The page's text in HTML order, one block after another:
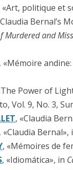
«Art, politique et
«Claudia
Murdered and
, «Mémoire
Power of
Vol. 9, No. 3,
, «Claudia
, «Claudia Bernal»,
, «Mémoires de
, «Idiomática», in